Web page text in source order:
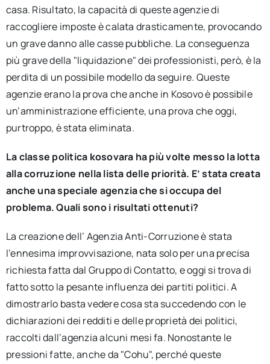
casa. Risultato, la capacità di queste agenzie di
raccogliere imposte è calata drasticamente, provocando
un grave danno alle casse pubbliche. La conseguenza
più grave della "liquidazione" dei professionisti, però, è la
perdita di un possibile modello da seguire. Queste
agenzie erano la prova che anche in Kosovo è possibile
un’amministrazione efficiente, una prova che oggi,
purtroppo, è stata eliminata.
La classe politica kosovara ha più volte messo la lotta
alla corruzione nella lista delle priorità. E’ stata creata
anche una speciale agenzia che si occupa del
problema. Quali sono i risultati ottenuti?
La creazione dell’ Agenzia Anti-Corruzione è stata
l’ennesima improvvisazione, nata solo per una precisa
richiesta fatta dal Gruppo di Contatto, e oggi si trova di
fatto sotto la pesante influenza dei partiti politici. A
dimostrarlo basta vedere cosa sta succedendo con le
dichiarazioni dei redditi e delle proprietà dei politici,
raccolti dall’agenzia alcuni mesi fa. Nonostante le
pressioni fatte, anche da "Cohu", perché queste